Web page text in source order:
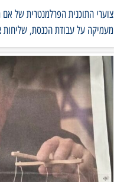
צוערי התוכנית הפרלמנטרית של
מעמיקה על עבודת הכנסת, שליחות